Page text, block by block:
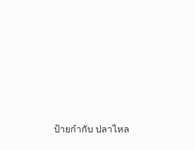
ป้ายกำกับ ปลาไหล